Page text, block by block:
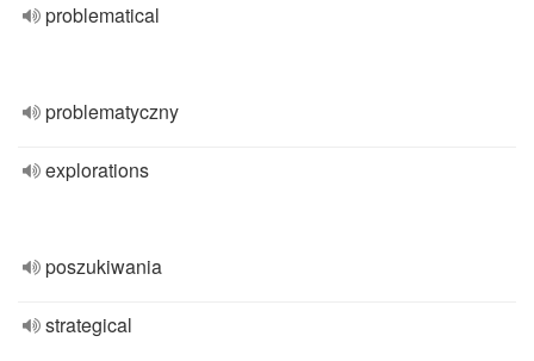
problematical
problematyczny
explorations
poszukiwania
strategical